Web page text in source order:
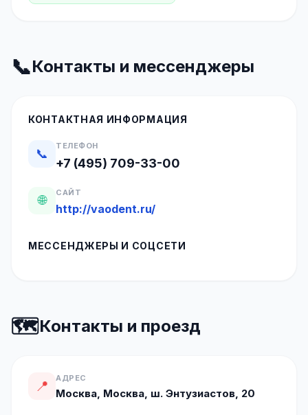
📞Контакты и мессенджеры
КОНТАКТНАЯ ИНФОРМАЦИЯ
📞
ТЕЛЕФОН
+7 (495) 709-33-00
🌐
САЙТ
http://vaodent.ru/
МЕССЕНДЖЕРЫ И СОЦСЕТИ
🗺️Контакты и проезд
📍 АДРЕС
Москва, Москва, ш. Энтузиастов, 20